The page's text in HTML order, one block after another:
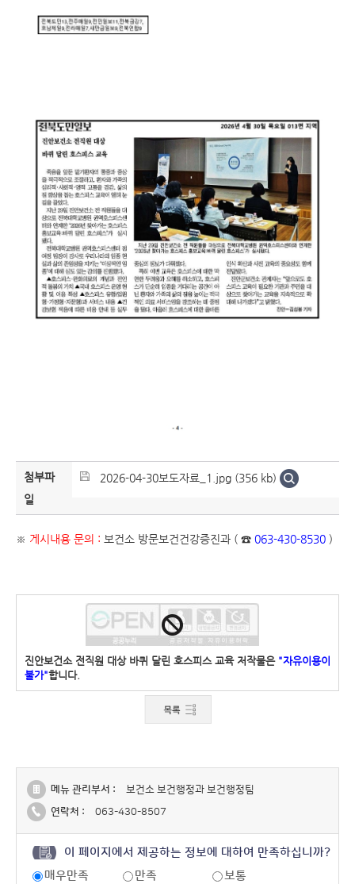
첨부파
일
2026-04-30보도자료_1.jpg (356 kb)
※ 게시내용 문의 : 보건소 방문보건건강증진과 ( ☎ 063-430-8530 )
진안보건소 전직원 대상 바퀴 달린 호스피스 교육 저작물은 "자유이용이
불가"합니다.
메뉴 관리부서 :
보건소 보건행정과 보건행정팀
연락처 :
063-430-8507
이 페이지에서 제공하는 정보에 대하여 만족하십니까?
매우만족
만족
보통